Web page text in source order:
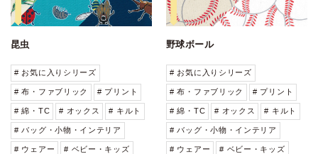
昆虫
# お気に入りシリーズ
# 布・ファブリック # プリント
# 綿・TC # オックス # キルト
# バッグ・小物・インテリア
# ウェアー # ベビー・キッズ
野球ボール
# お気に入りシリーズ
# 布・ファブリック # プリント
# 綿・TC # オックス # キルト
# バッグ・小物・インテリア
# ウェアー # ベビー・キッズ